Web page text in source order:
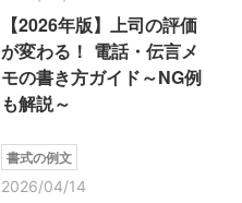
【2026年版】上司の評価
が変わる！ 電話・伝言メ
モの書き方ガイド～NG例
も解説～
書式の例文
2026/04/14